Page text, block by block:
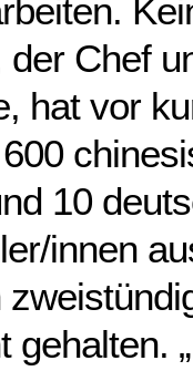
Chef
hat vor
10
innen
gehalten.